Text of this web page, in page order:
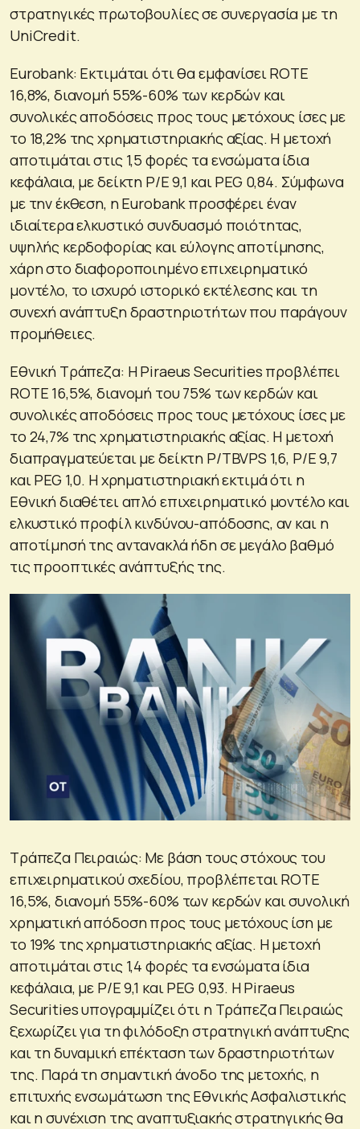
στρατηγικές πρωτοβουλίες σε συνεργασία με τη
UniCredit.
Eurobank: Εκτιμάται ότι θα εμφανίσει ROTE
16,8%, διανομή 55%-60% των κερδών και
συνολικές αποδόσεις προς τους μετόχους ίσες με
το 18,2% της χρηματιστηριακής αξίας. Η μετοχή
αποτιμάται στις 1,5 φορές τα ενσώματα ίδια
κεφάλαια, με δείκτη P/E 9,1 και PEG 0,84. Σύμφωνα
με την έκθεση, η Eurobank προσφέρει έναν
ιδιαίτερα ελκυστικό συνδυασμό ποιότητας,
υψηλής κερδοφορίας και εύλογης αποτίμησης,
χάρη στο διαφοροποιημένο επιχειρηματικό
μοντέλο, το ισχυρό ιστορικό εκτέλεσης και τη
συνεχή ανάπτυξη δραστηριοτήτων που παράγουν
προμήθειες.
Εθνική Τράπεζα: Η Piraeus Securities προβλέπει
ROTE 16,5%, διανομή του 75% των κερδών και
συνολικές αποδόσεις προς τους μετόχους ίσες με
το 24,7% της χρηματιστηριακής αξίας. Η μετοχή
διαπραγματεύεται με δείκτη P/TBVPS 1,6, P/E 9,7
και PEG 1,0. Η χρηματιστηριακή εκτιμά ότι η
Εθνική διαθέτει απλό επιχειρηματικό μοντέλο και
ελκυστικό προφίλ κινδύνου-απόδοσης, αν και η
αποτίμησή της αντανακλά ήδη σε μεγάλο βαθμό
τις προοπτικές ανάπτυξής της.
Τράπεζα Πειραιώς: Με βάση τους στόχους του
επιχειρηματικού σχεδίου, προβλέπεται ROTE
16,5%, διανομή 55%-60% των κερδών και συνολική
χρηματική απόδοση προς τους μετόχους ίση με
το 19% της χρηματιστηριακής αξίας. Η μετοχή
αποτιμάται στις 1,4 φορές τα ενσώματα ίδια
κεφάλαια, με P/E 9,1 και PEG 0,93. Η Piraeus
Securities υπογραμμίζει ότι η Τράπεζα Πειραιώς
ξεχωρίζει για τη φιλόδοξη στρατηγική ανάπτυξης
και τη δυναμική επέκταση των δραστηριοτήτων
της. Παρά τη σημαντική άνοδο της μετοχής, η
επιτυχής ενσωμάτωση της Εθνικής Ασφαλιστικής
και η συνέχιση της αναπτυξιακής στρατηγικής θα